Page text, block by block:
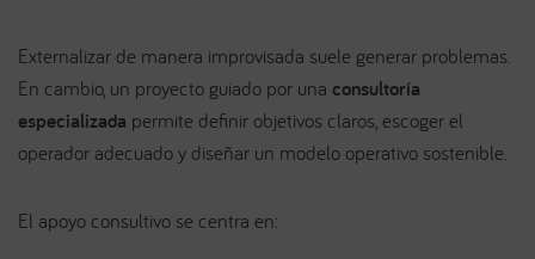
Externalizar de manera improvisada suele generar problemas.
En cambio, un proyecto guiado por una consultoría
especializada permite definir objetivos claros, escoger el
operador adecuado y diseñar un modelo operativo sostenible.
El apoyo consultivo se centra en: